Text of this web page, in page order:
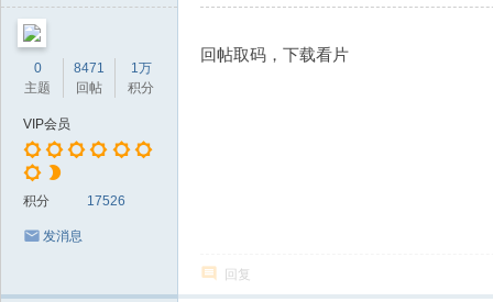
0
主题
8471
回帖
1万
积分
VIP会员
积分 17526
发消息
回帖取码，下载看片
回复